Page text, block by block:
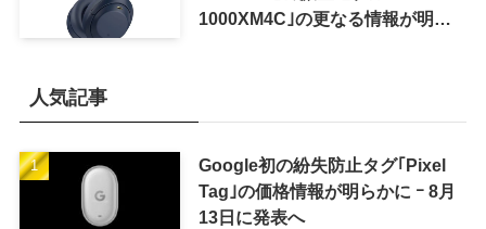
1000XM4C｣の更なる情報が明ら
人気記事
Google初の紛失防止タグ｢Pixel
Tag｣の価格情報が明らかに ｰ 8月
13日に発表へ